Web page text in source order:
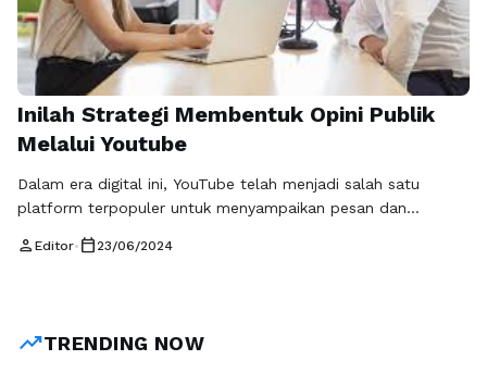
Inilah Strategi Membentuk Opini Publik
Melalui Youtube
Dalam era digital ini, YouTube telah menjadi salah satu
platform terpopuler untuk menyampaikan pesan dan
aktif bulanan, YouTube memberikan kesempatan bagi siapa
digunakan untuk …Baca Selengkapnya
person Editor• calendar_today 23/06/2024
trending_upTRENDING NOW